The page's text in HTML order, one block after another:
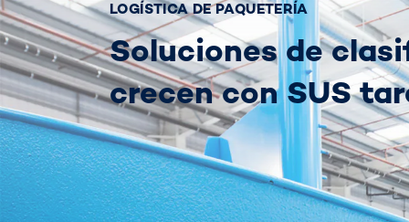
LOGÍSTICA DE PAQUETERÍA
Soluciones de
crecen con SUS